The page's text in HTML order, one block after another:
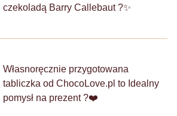
czekoladą Barry Callebaut ?✨
Własnoręcznie przygotowana
tabliczka od ChocoLove.pl to Idealny
pomysł na prezent ?❤️